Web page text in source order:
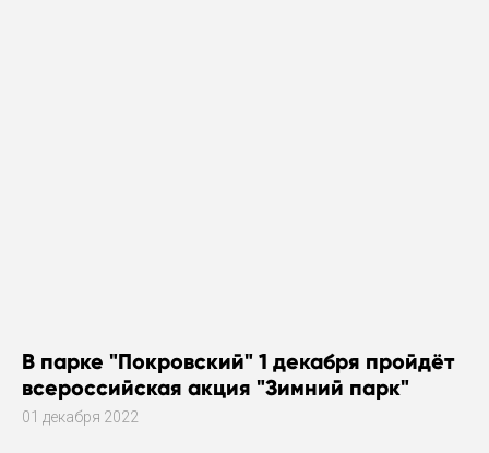
В парке "Покровский" 1 декабря пройдёт
всероссийская акция "Зимний парк"
01 декабря 2022